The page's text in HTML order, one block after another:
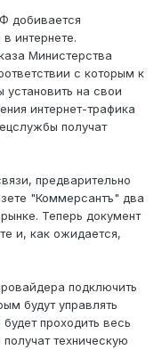
добивается
интернете.
Министерства
с которым к
установить на свои
интернет-трафика
получат
предварительно
"Коммерсантъ" два
Теперь документ
и, как ожидается,
подключить
будут управлять
проходить весь
техническую